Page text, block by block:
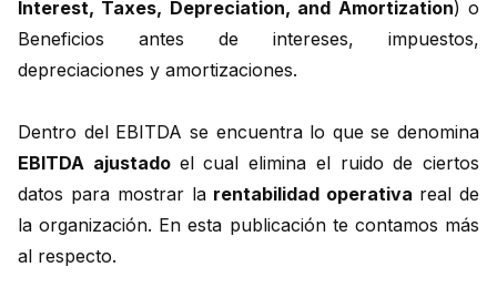
Interest, Taxes, Depreciation, and Amortization) o
Beneficios antes de intereses, impuestos,
depreciaciones y amortizaciones.
Dentro del EBITDA se encuentra lo que se denomina
EBITDA ajustado el cual elimina el ruido de ciertos
datos para mostrar la rentabilidad operativa real de
la organización. En esta publicación te contamos más
al respecto.